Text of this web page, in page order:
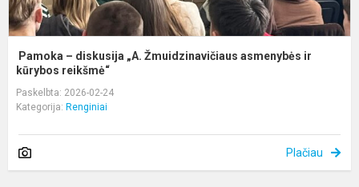
Pamoka – diskusija „A. Žmuidzinavičiaus asmenybės ir
kūrybos reikšmė“
Paskelbta: 2026-02-24
Kategorija: Renginiai
Plačiau